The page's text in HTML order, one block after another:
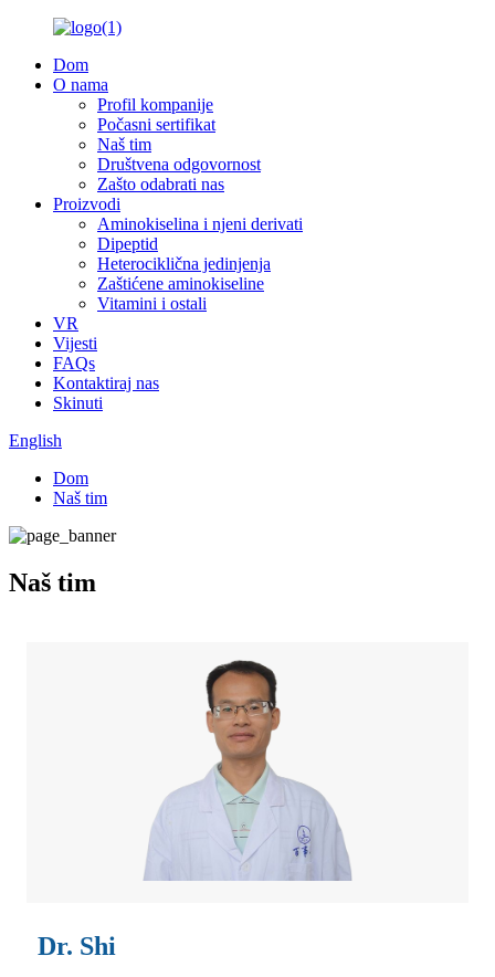
Dom
O nama
Profil kompanije
Počasni sertifikat
Naš tim
Društvena odgovornost
Zašto odabrati nas
Proizvodi
Aminokiselina i njeni derivati
Dipeptid
Heterociklična jedinjenja
Zaštićene aminokiseline
Vitamini i ostali
VR
Vijesti
FAQs
Kontaktiraj nas
Skinuti
English
Dom
Naš tim
Naš tim
Dr. Shi